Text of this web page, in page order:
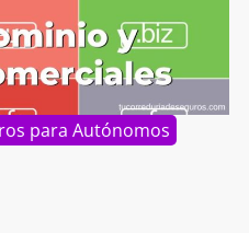
para Autónomos